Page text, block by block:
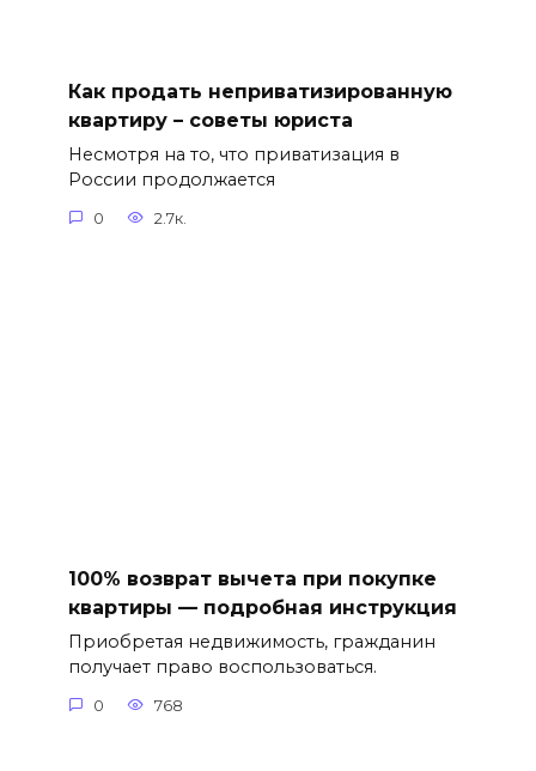
Как продать неприватизированную
квартиру – советы юриста
Несмотря на то, что приватизация в
России продолжается
0 2.7к.
100% возврат вычета при покупке
квартиры — подробная инструкция
Приобретая недвижимость, гражданин
получает право воспользоваться.
0 768